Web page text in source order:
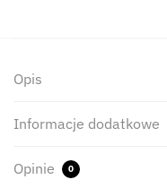
Opis
Informacje dodatkowe
Opinie 0